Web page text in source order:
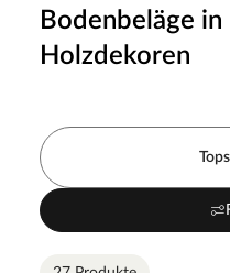
Bodenbeläge
Holzdekoren